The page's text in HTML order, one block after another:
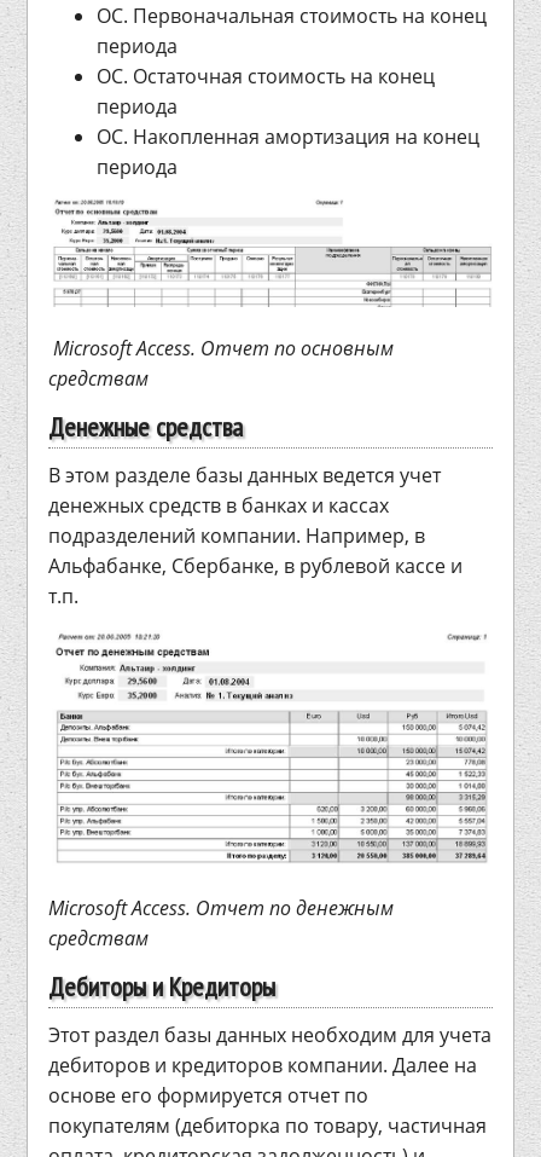
ОС. Первоначальная стоимость на конец
периода
ОС. Остаточная стоимость на конец
периода
ОС. Накопленная амортизация на конец
периода
Microsoft Access. Отчет по основным
средствам
Денежные средства
В этом разделе базы данных ведется учет
денежных средств в банках и кассах
подразделений компании. Например, в
Альфабанке, Сбербанке, в рублевой кассе и
т.п.
Microsoft Access. Отчет по денежным
средствам
Дебиторы и Кредиторы
Этот раздел базы данных необходим для учета
дебиторов и кредиторов компании. Далее на
основе его формируется отчет по
покупателям (дебиторка по товару, частичная